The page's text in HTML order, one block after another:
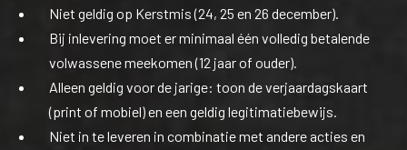
Niet geldig op Kerstmis (24, 25 en 26 december).
Bij inlevering moet er minimaal één volledig betalende
volwassene meekomen (12 jaar of ouder).
Alleen geldig voor de jarige: toon de verjaardagskaart
(print of mobiel) en een geldig legitimatiebewijs.
Niet in te leveren in combinatie met andere acties en